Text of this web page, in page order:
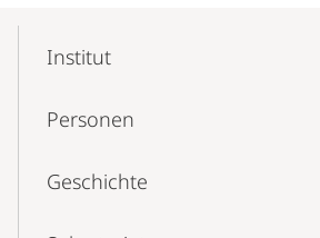
Navigation
Institut
Personen
Geschichte